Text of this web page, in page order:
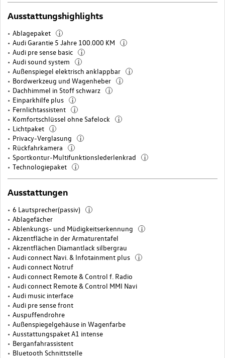
Ausstattungshighlights
Ablagepaket i
Audi Garantie 5 Jahre 100.000 KM i
Audi pre sense basic i
Audi sound system i
Außenspiegel elektrisch anklappbar i
Bordwerkzeug und Wagenheber i
Dachhimmel in Stoff schwarz i
Einparkhilfe plus i
Fernlichtassistent i
Komfortschlüssel ohne Safelock i
Lichtpaket i
Privacy-Verglasung i
Rückfahrkamera i
Sportkontur-Multifunktionslederlenkrad i
Technologiepaket i
Ausstattungen
6 Lautsprecher(passiv) i
Ablagefächer
Ablenkungs- und Müdigkeitserkennung
i
Akzentfläche in der Armaturentafel
Akzentflächen Diamantlack silbergrau
Audi connect Navi. & Infotainment plus
i
Audi connect Notruf
Audi connect Remote & Control f. Radio
Audi connect Remote & Control MMI Navi
Audi music interface
Audi pre sense front
Auspuffendrohre
Außenspiegelgehäuse in Wagenfarbe
Ausstattungspaket A1 intense
Berganfahrassistent
Bluetooth Schnittstelle